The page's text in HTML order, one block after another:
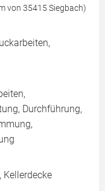
von 35415 Siegbach)
Durchführung,
Kellerdecke